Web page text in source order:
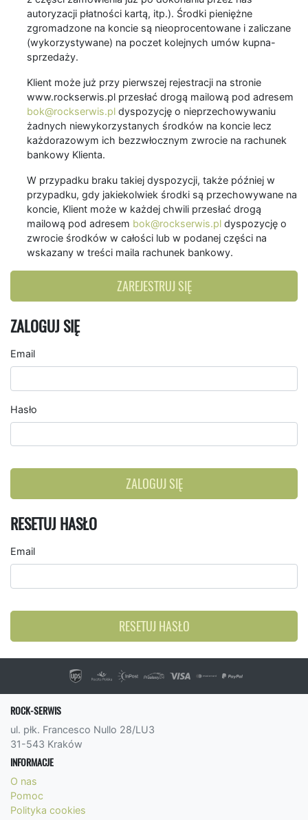
autoryzacji płatności kartą, itp.). Środki pieniężne
zgromadzone na koncie są nieoprocentowane i zaliczane
(wykorzystywane) na poczet kolejnych umów kupna-
sprzedaży.
Klient może już przy pierwszej rejestracji na stronie
www.rockserwis.pl przesłać drogą mailową pod adresem
bok@rockserwis.pl dyspozycję o nieprzechowywaniu
żadnych niewykorzystanych środków na koncie lecz
każdorazowym ich bezzwłocznym zwrocie na rachunek
bankowy Klienta.
W przypadku braku takiej dyspozycji, także później w
przypadku, gdy jakiekolwiek środki są przechowywane na
koncie, Klient może w każdej chwili przesłać drogą
mailową pod adresem bok@rockserwis.pl dyspozycję o
zwrocie środków w całości lub w podanej części na
wskazany w treści maila rachunek bankowy.
ZAREJESTRUJ SIĘ
ZALOGUJ SIĘ
Email
Hasło
ZALOGUJ SIĘ
RESETUJ HASŁO
Email
RESETUJ HASŁO
ROCK-SERWIS
ul. płk. Francesco Nullo 28/LU3
31-543 Kraków
INFORMACJE
O nas
Pomoc
Polityka cookies